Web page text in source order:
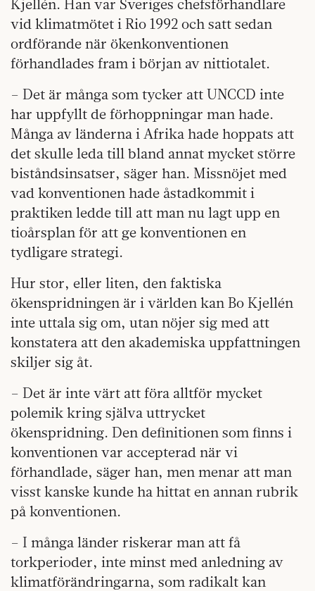
Kjellén. Han var Sveriges chefsförhandlare
vid klimatmötet i Rio 1992 och satt sedan
ordförande när ökenkonventionen
förhandlades fram i början av nittiotalet.
– Det är många som tycker att UNCCD inte
har uppfyllt de förhoppningar man hade.
Många av länderna i Afrika hade hoppats att
det skulle leda till bland annat mycket större
biståndsinsatser, säger han. Missnöjet med
vad konventionen hade åstadkommit i
praktiken ledde till att man nu lagt upp en
tioårsplan för att ge konventionen en
tydligare strategi.
Hur stor, eller liten, den faktiska
ökenspridningen är i världen kan Bo Kjellén
inte uttala sig om, utan nöjer sig med att
konstatera att den akademiska uppfattningen
skiljer sig åt.
– Det är inte värt att föra alltför mycket
polemik kring själva uttrycket
ökenspridning. Den definitionen som finns i
konventionen var accepterad när vi
förhandlade, säger han, men menar att man
visst kanske kunde ha hittat en annan rubrik
på konventionen.
– I många länder riskerar man att få
torkperioder, inte minst med anledning av
klimatförändringarna, som radikalt kan